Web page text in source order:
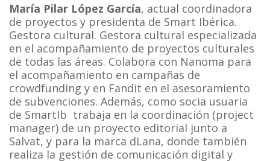
María Pilar López García, actual coordinadora
de proyectos y presidenta de Smart Ibérica.
Gestora cultural. Gestora cultural especializada
en el acompañamiento de proyectos culturales
de todas las áreas. Colabora con Nanoma para
el acompañamiento en campañas de
crowdfunding y en Fandit en el asesoramiento
de subvenciones. Además, como socia usuaria
de SmartIb trabaja en la coordinación (project
manager) de un proyecto editorial junto a
Salvat, y para la marca dLana, donde también
realiza la gestión de comunicación digital y